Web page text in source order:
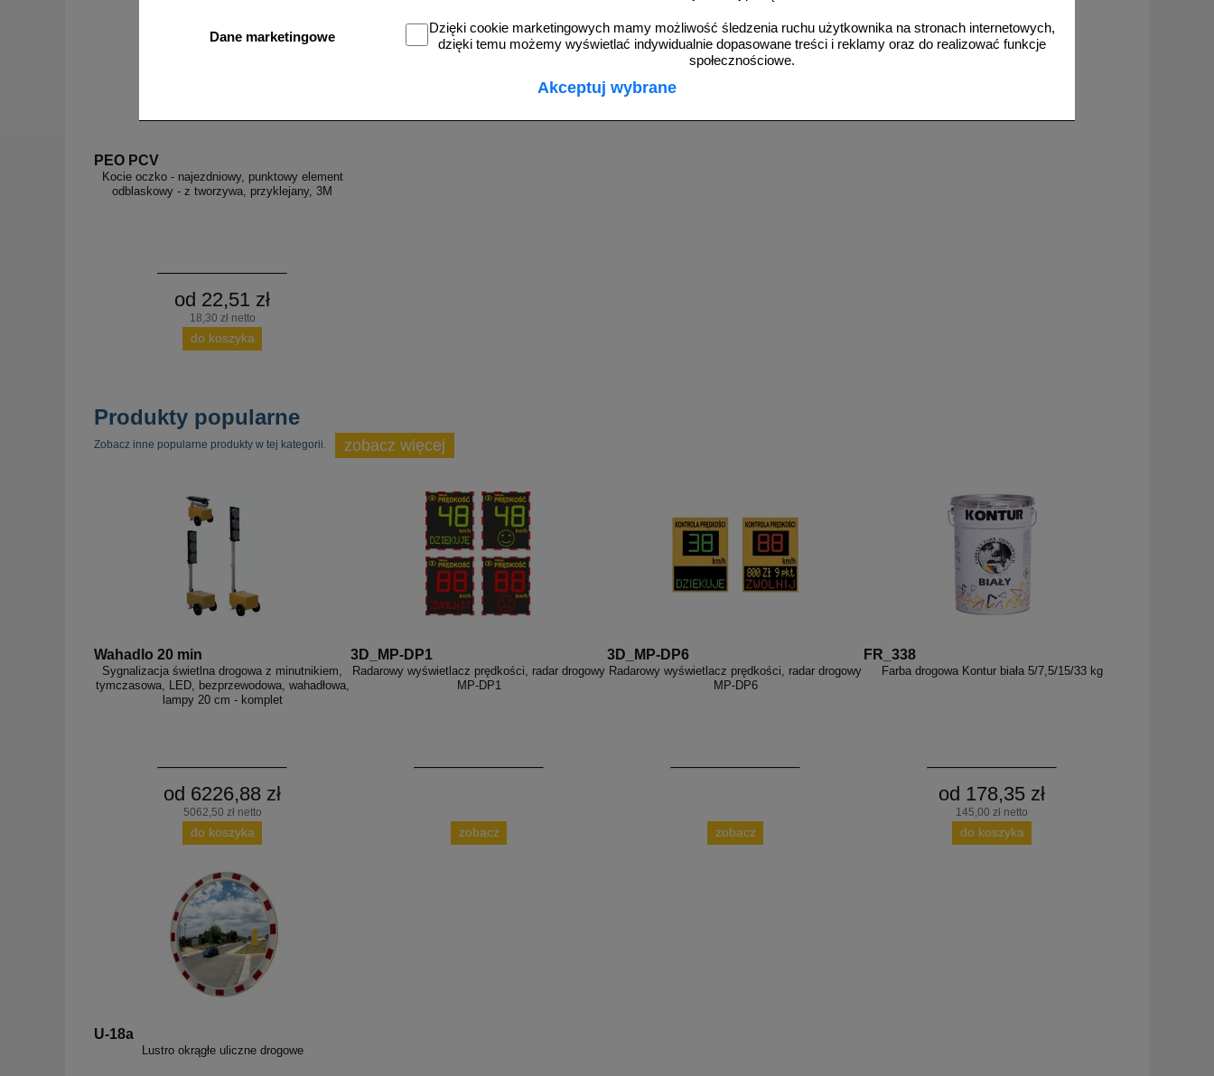
Dane marketingowe
Dzięki cookie marketingowych mamy możliwość śledzenia ruchu użytkownika na stronach internetowych,
dzięki temu możemy wyświetlać indywidualnie dopasowane treści i reklamy oraz do realizować funkcje
społecznościowe.
Akceptuj wybrane
PEO PCV
Kocie oczko - najezdniowy, punktowy element
odblaskowy - z tworzywa, przyklejany, 3M
od 22,51 zł
18,30 zł netto
do koszyka
Produkty popularne
Zobacz inne popularne produkty w tej kategorii. zobacz więcej
Wahadlo 20 min
Sygnalizacja świetlna drogowa z minutnikiem,
tymczasowa, LED, bezprzewodowa, wahadłowa,
lampy 20 cm - komplet
od 6226,88 zł
5062,50 zł netto
do koszyka
3D_MP-DP1
Radarowy wyświetlacz prędkości, radar drogowy
MP-DP1
zobacz
3D_MP-DP6
Radarowy wyświetlacz prędkości, radar drogowy
MP-DP6
zobacz
FR_338
Farba drogowa Kontur biała 5/7,5/15/33 kg
od 178,35 zł
145,00 zł netto
do koszyka
U-18a
Lustro okrągłe uliczne drogowe